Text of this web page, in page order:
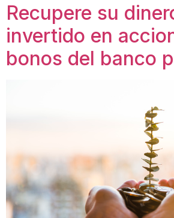
Recupere su
invertido en
bonos del banco